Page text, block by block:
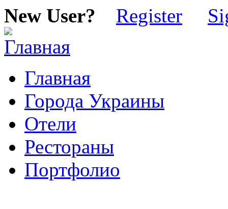
New User? Register
Главная
Города Украины
Отели
Рестораны
Портфолио